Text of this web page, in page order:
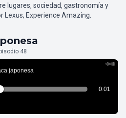
lugares, sociedad, gastronomía y
Experience Amazing.
48